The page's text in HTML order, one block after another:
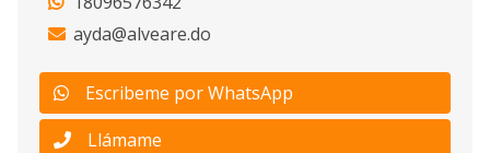
ayda@alveare.do
Escribeme por WhatsApp
Llámame